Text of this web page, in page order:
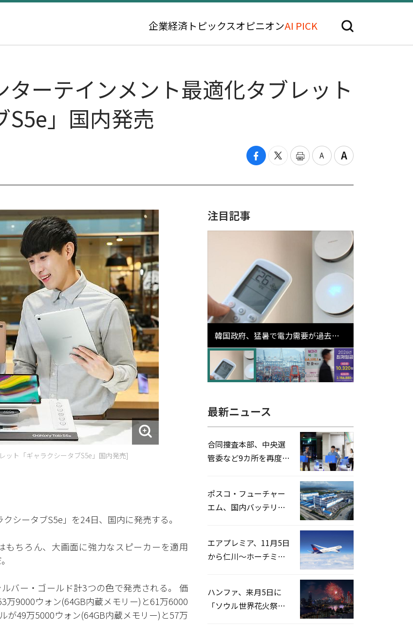
企業経済 トピックスオピニオンAI PICK
ーテインメント最適化タブレット
S5e」国内発売
ット「ギャラクシータブS5e」国内発売]
シータブS5e」を24日、国内に発売する。
ちろん、大画面に強力なスピーカーを適用
バー・ゴールド計3つの色で発売される。 価
万9000ウォン(64GB内蔵メモリー)と61万6000
が49万5000ウォン(64GB内蔵メモリー)と57万
注目記事
韓国政府、猛暑で電力需要が過去最
高更新の可能性に需給対応体制を点
検
最新ニュース
合同捜査本部、中央選
管委など9カ所を再度家
ポスコ・フューチャー
エム、国内バッテリー
エアプレミア、11月5日
から仁川〜ホーチミン
ハンファ、来月5日に
「ソウル世界花火祭り